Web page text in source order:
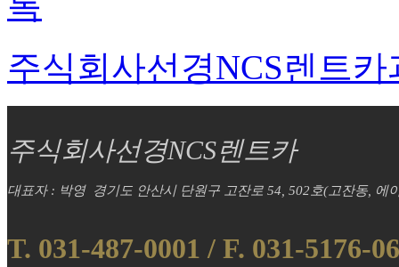
주식회사선경NCS렌트
주식회사선경NCS렌트카
대표자 : 박영 경기도 안산시 단원구 고잔로 54, 502호(고잔동, 에
T. 031-487-0001 / F. 031-5176-